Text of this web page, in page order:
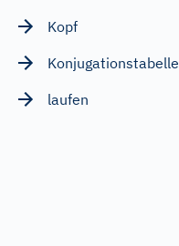
Kopf
Konjugationstabelle
laufen